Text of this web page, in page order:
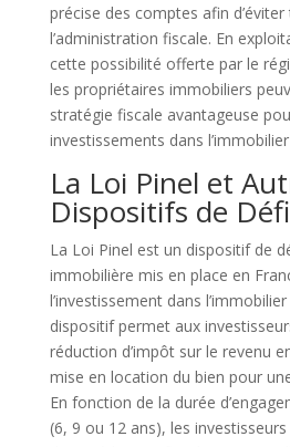
précise des comptes afin
l’administration fiscale. En
cette possibilité offerte par le
les propriétaires immobiliers
stratégie fiscale avantageuse
investissements dans
La Loi Pinel et
Dispositifs de
La Loi Pinel est un dispositif de
immobilière mis en place en
l’investissement dans
dispositif permet aux
réduction d’impôt sur le revenu
mise en location du bien pour
En fonction de la durée
(6, 9 ou 12 ans), les